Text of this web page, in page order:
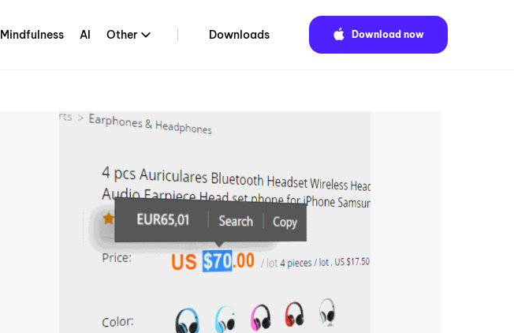
Mindfulness AI Other Downloads Download now